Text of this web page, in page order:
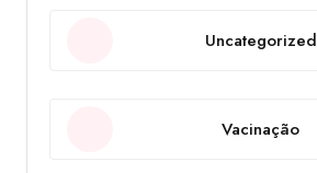
Uncategorized
Vacinação